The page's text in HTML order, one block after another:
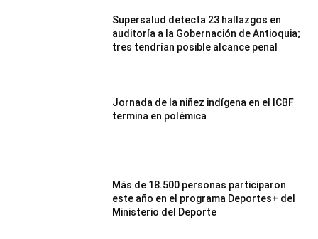
Supersalud detecta 23 hallazgos en
auditoría a la Gobernación de Antioquia;
tres tendrían posible alcance penal
Jornada de la niñez indígena en el ICBF
termina en polémica
Más de 18.500 personas participaron
este año en el programa Deportes+ del
Ministerio del Deporte